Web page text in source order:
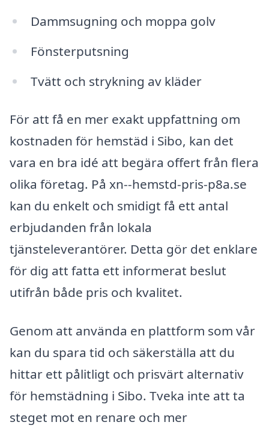
Dammsugning och moppa golv
Fönsterputsning
Tvätt och strykning av kläder
För att få en mer exakt uppfattning om
kostnaden för hemstäd i Sibo, kan det
vara en bra idé att begära offert från flera
olika företag. På xn--hemstd-pris-p8a.se
kan du enkelt och smidigt få ett antal
erbjudanden från lokala
tjänsteleverantörer. Detta gör det enklare
för dig att fatta ett informerat beslut
utifrån både pris och kvalitet.
Genom att använda en plattform som vår
kan du spara tid och säkerställa att du
hittar ett pålitligt och prisvärt alternativ
för hemstädning i Sibo. Tveka inte att ta
steget mot en renare och mer